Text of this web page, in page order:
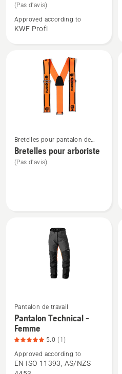
détails
sur
Veste
(Pas d'avis)
Approved according to
KWF Profi
Voir
plus
de
Bretelles pour pantalon de
travail
Bretelles pour arboriste
(Pas d'avis)
Voir
plus
de
sur
Pantalon
Pantalon de travail
Pantalon Technical -
Femme
5.0 (1)
Approved according to
EN ISO 11393, AS/NZS